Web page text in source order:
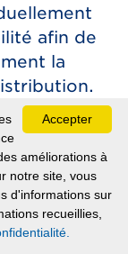
afin de
la
être
Accepter
améliorations à
notre site, vous
d'informations sur
recueillies,